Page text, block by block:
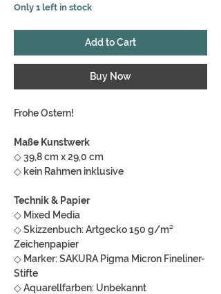
Only 1 left in stock
Add to Cart
Buy Now
Frohe Ostern!
Maße Kunstwerk
◇ 39,8 cm x 29,0 cm
◇ kein Rahmen inklusive
Technik & Papier
◇ Mixed Media
◇ Skizzenbuch: Artgecko 150 g/m²
Zeichenpapier
◇ Marker: SAKURA Pigma Micron Fineliner-
Stifte
◇ Aquarellfarben: Unbekannt